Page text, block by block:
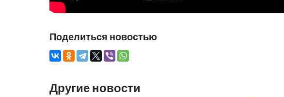
Поделиться новостью
Другие новости